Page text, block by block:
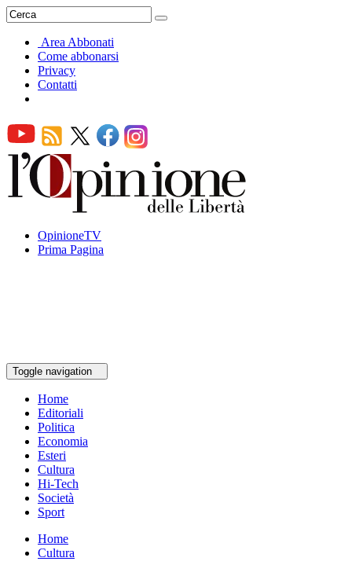
Area Abbonati
Come abbonarsi
Privacy
Contatti
OpinioneTV
Prima Pagina
Toggle navigation
Home
Editoriali
Politica
Economia
Esteri
Cultura
Hi-Tech
Società
Sport
Home
Cultura